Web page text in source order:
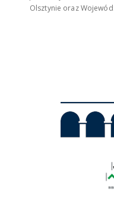
Olsztynie oraz